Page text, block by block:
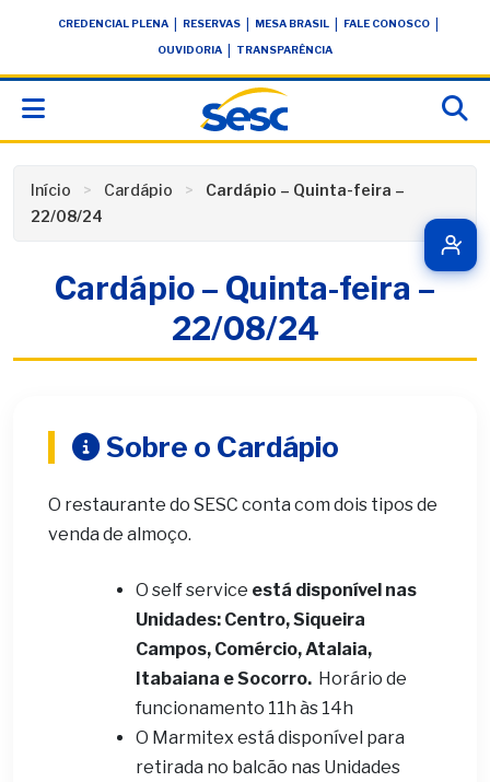
conteúdoCREDENCIAL PLENA RESERVAS MESA BRASIL FALE CONOSCO
OUVIDORIA TRANSPARÊNCIA
Início Cardápio
Cardápio – Quinta-feira –
22/08/24
Cardápio – Quinta-feira –
22/08/24
Sobre o Cardápio
O restaurante do SESC conta com dois tipos de
venda de almoço.
O self service está disponível nas
Unidades: Centro, Siqueira
Campos, Comércio, Atalaia,
Itabaiana e Socorro. Horário de
funcionamento 11h às 14h
O Marmitex está disponível para
retirada no balcão nas Unidades